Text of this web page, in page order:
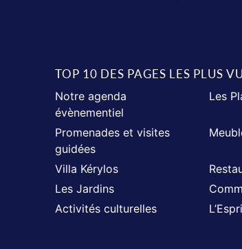
TOP 10 DES PAGES LES PLUS
Notre agenda
évènementiel
Les
Promenades et visites
guidées
Villa Kérylos
Les Jardins
Activités culturelles